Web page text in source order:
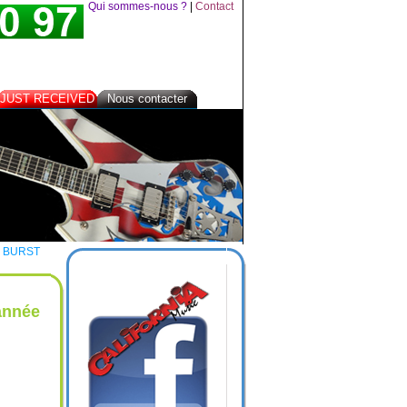
Qui sommes-nous ? Contact
JUST RECEIVED Nous contacter